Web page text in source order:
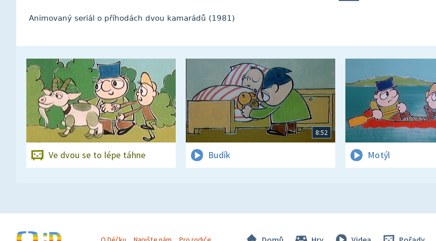
Animovaný seriál o příhodách dvou kamarádů (1981)
Ve dvou se to lépe táhne
8:52
Budík Motýl